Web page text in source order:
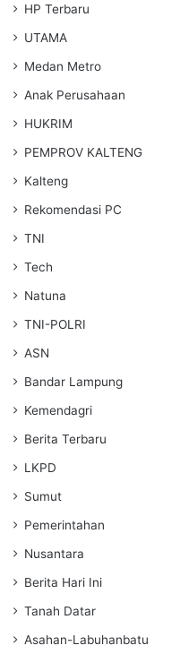
HP Terbaru
UTAMA
Medan Metro
Anak Perusahaan
HUKRIM
PEMPROV KALTENG
Kalteng
Rekomendasi PC
TNI
Tech
Natuna
TNI-POLRI
ASN
Bandar Lampung
Kemendagri
Berita Terbaru
LKPD
Sumut
Pemerintahan
Nusantara
Berita Hari Ini
Tanah Datar
Asahan-Labuhanbatu